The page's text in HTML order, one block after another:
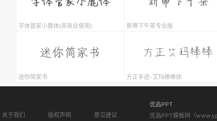
字体管家小鹿体(非商业使用) 新蒂下午茶专业版
迷你简家书 方正手迹-艾玛棒棒体
关于我们 版权声明 意见建议
优品PPT
优品PPT模板网（